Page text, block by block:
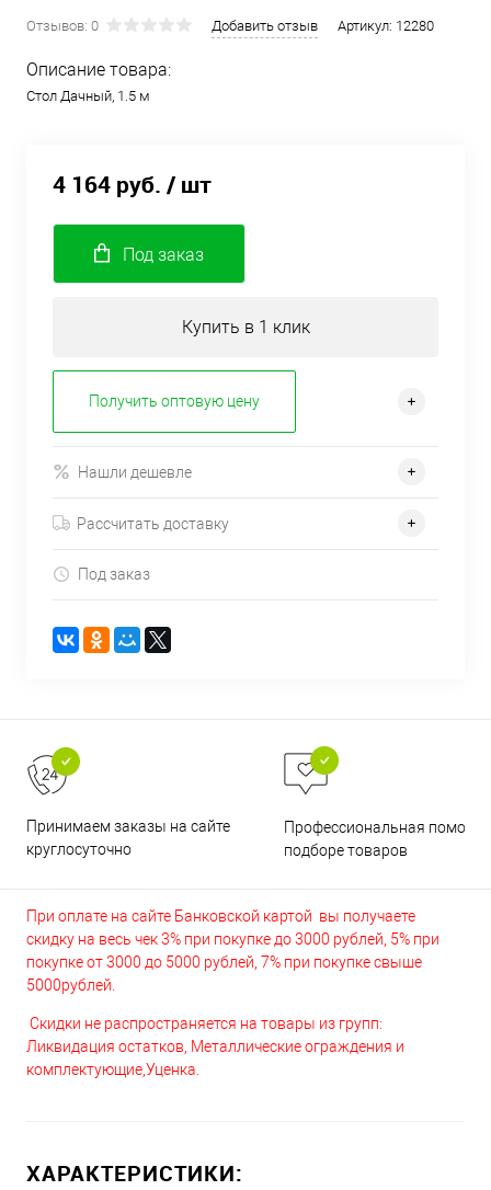
Отзывов: 0 Добавить отзыв Артикул: 12280
Описание товара:
Стол Дачный, 1.5 м
4 164 руб. / шт
Под заказ
Купить в 1 клик
Получить оптовую цену
Нашли дешевле
Рассчитать доставку
Под заказ
Принимаем заказы на сайте
круглосуточно
Профессиональная помощь
подборе товаров
При оплате на сайте Банковской картой вы получаете
скидку на весь чек 3% при покупке до 3000 рублей, 5% при
покупке от 3000 до 5000 рублей, 7% при покупке свыше
5000рублей.
Скидки не распространяется на товары из групп:
Ликвидация остатков, Металлические ограждения и
комплектующие,Уценка.
ХАРАКТЕРИСТИКИ: